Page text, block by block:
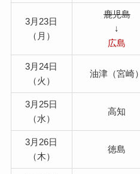
3月23日
（月）
鹿児島
↓
広島
3月24日
（火）
油津（宮崎）
3月25日
（水）
高知
3月26日
（木）
徳島